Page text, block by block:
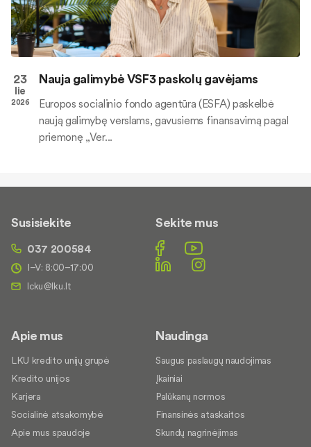
23
lie
2026
Nauja galimybė VSF3 paskolų gavėjams
Europos socialinio fondo agentūra (ESFA) paskelbė
naują galimybę verslams, gavusiems finansavimą pagal
priemonę „Ver...
Susisiekite
037 200584
I–V: 8:00–17:00
Sekite mus
Apie mus
LKU kredito unijų grupė
Kredito unijos
Karjera
Socialinė atsakomybė
Apie mus spaudoje
Naudinga
Saugus paslaugų naudojimas
Įkainiai
Palūkanų normos
Finansinės ataskaitos
Skundų nagrinėjimas